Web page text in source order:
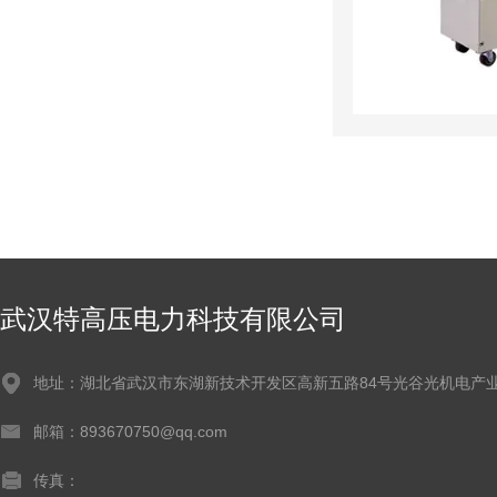
武汉特高压电力科技有限公司
地址：湖北省武汉市东湖新技术开发区高新五路84号光谷光机电产
邮箱：893670750@qq.com
传真：